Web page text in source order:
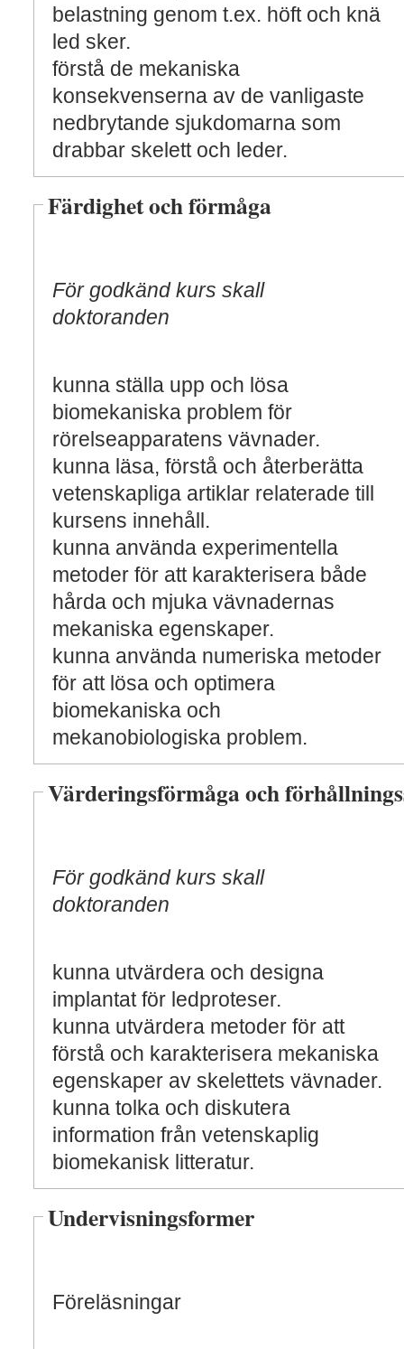
belastning genom t.ex. höft och knä
led sker.
förstå de mekaniska
konsekvenserna av de vanligaste
nedbrytande sjukdomarna som
drabbar skelett och leder.
Färdighet och förmåga
För godkänd kurs skall
doktoranden
kunna ställa upp och lösa
biomekaniska problem för
rörelseapparatens vävnader.
kunna läsa, förstå och återberätta
vetenskapliga artiklar relaterade till
kursens innehåll.
kunna använda experimentella
metoder för att karakterisera både
hårda och mjuka vävnadernas
mekaniska egenskaper.
kunna använda numeriska metoder
för att lösa och optimera
biomekaniska och
mekanobiologiska problem.
Värderingsförmåga och
För godkänd kurs skall
doktoranden
kunna utvärdera och designa
implantat för ledproteser.
kunna utvärdera metoder för att
förstå och karakterisera mekaniska
egenskaper av skelettets vävnader.
kunna tolka och diskutera
information från vetenskaplig
biomekanisk litteratur.
Undervisningsformer
Föreläsningar